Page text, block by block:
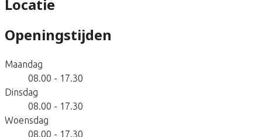
Locatie
Openingstijden
Maandag
08.00 - 17.30
Dinsdag
08.00 - 17.30
Woensdag
08.00 - 17.30